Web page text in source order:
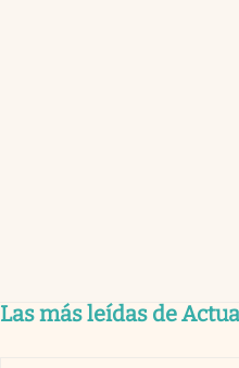
Las más leídas de